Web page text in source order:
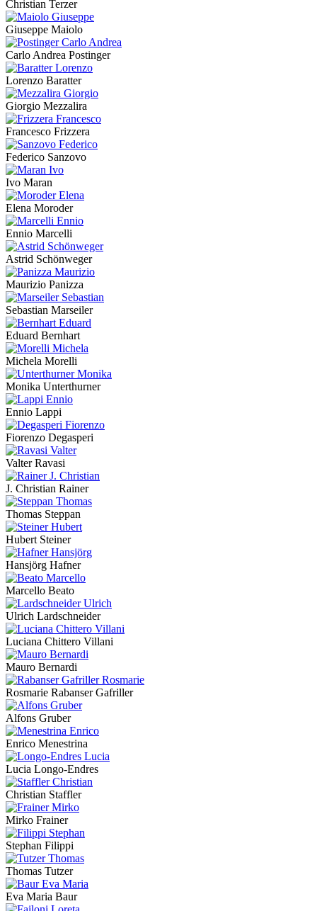
Christian Terzer
Giuseppe Maiolo
Carlo Andrea Postinger
Lorenzo Baratter
Giorgio Mezzalira
Francesco Frizzera
Federico Sanzovo
Ivo Maran
Elena Moroder
Ennio Marcelli
Astrid Schönweger
Maurizio Panizza
Sebastian Marseiler
Eduard Bernhart
Michela Morelli
Monika Unterthurner
Ennio Lappi
Fiorenzo Degasperi
Valter Ravasi
J. Christian Rainer
Thomas Steppan
Hubert Steiner
Hansjörg Hafner
Marcello Beato
Ulrich Lardschneider
Luciana Chittero Villani
Mauro Bernardi
Rosmarie Rabanser Gafriller
Alfons Gruber
Enrico Menestrina
Lucia Longo-Endres
Christian Staffler
Mirko Frainer
Stephan Filippi
Thomas Tutzer
Eva Maria Baur